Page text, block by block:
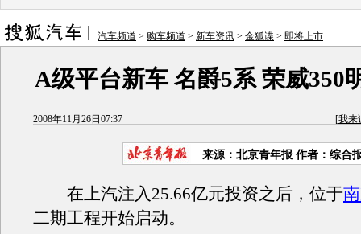
汽车频道 > 购车频道 > 新车资讯 > 金狐谍 > 即将上市
A级平台新车 名爵5系 荣威350
2008年11月26日07:37 [我来
来源：北京青年报 作者：综合
在上汽注入25.66亿元投资之后，位于
二期工程开始启动。